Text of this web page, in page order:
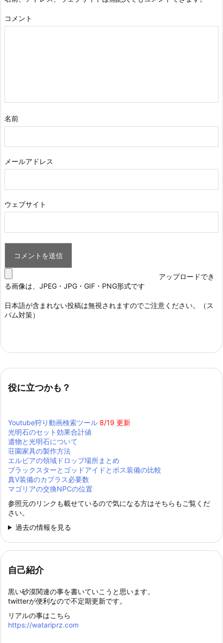
コメント
名前
メールアドレス
ウェブサイト
アップロードでき
る画像は、JPEG・JPG・GIF・PNG形式です
日本語が含まれない投稿は無視されますのでご注意ください。（ス
パム対策）
役に立つかも？
Youtube狩り動画検索ツール 8/19 更新
光明石のセット効果合計値
遺物と光明石について
荘園家具の製作方法
エルビアの領域ドロップ場所まとめ
ブラックスターとゴッドアイドとボス装備の比較
真Ⅴ装備のカプラス必要数
マゴリアの交換NPCの位置
参照元のリンクも載せているので気になる方はそちらもご覧くだ
さい。
過去の情報を見る
自己紹介
黒い砂漠関連の事を書いていこうと思います。
twitterが便利なので不定期更新です。
リアルの事はこちら
https://watariprz.com